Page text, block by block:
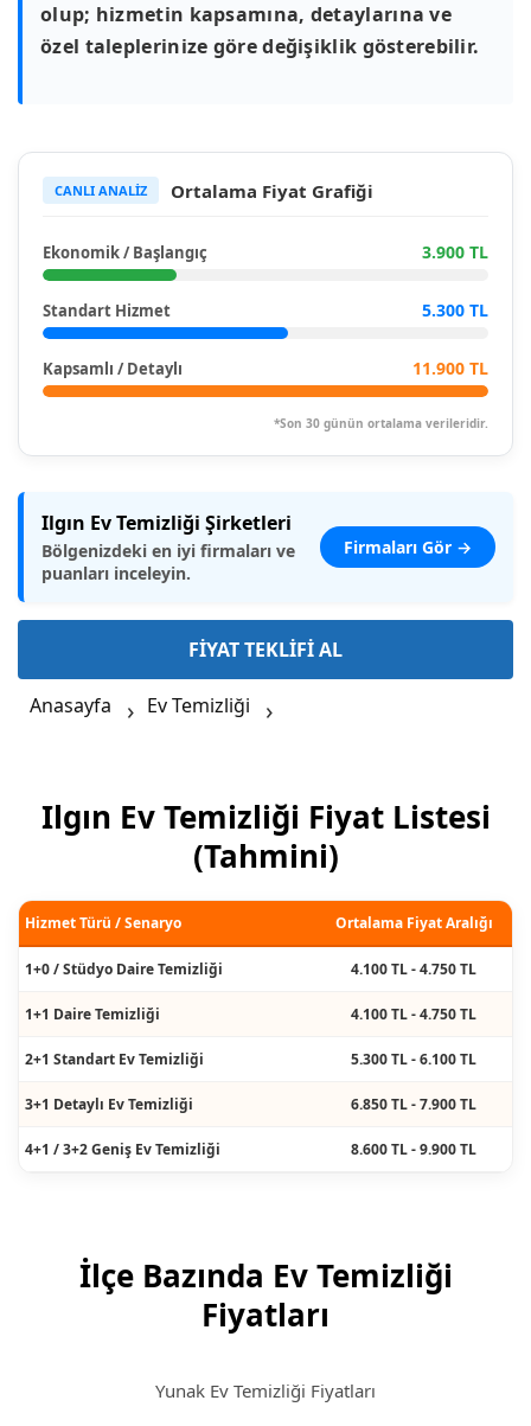
olup; hizmetin kapsamına, detaylarına ve
özel taleplerinize göre değişiklik gösterebilir.
CANLI ANALİZ Ortalama Fiyat Grafiği
Ekonomik / Başlangıç 3.900 TL
Standart Hizmet 5.300 TL
Kapsamlı / Detaylı 11.900 TL
*Son 30 günün ortalama verileridir.
Ilgın Ev Temizliği Şirketleri
Bölgenizdeki en iyi firmaları ve
puanları inceleyin.
Firmaları Gör →
FİYAT TEKLİFİ AL
Anasayfa Ev Temizliği
Ilgın Ev Temizliği Fiyat Listesi
(Tahmini)
Hizmet Türü / Senaryo Ortalama Fiyat Aralığı
1+0 / Stüdyo Daire Temizliği 4.100 TL - 4.750 TL
1+1 Daire Temizliği 4.100 TL - 4.750 TL
2+1 Standart Ev Temizliği 5.300 TL - 6.100 TL
3+1 Detaylı Ev Temizliği 6.850 TL - 7.900 TL
4+1 / 3+2 Geniş Ev Temizliği 8.600 TL - 9.900 TL
İlçe Bazında Ev Temizliği
Fiyatları
Yunak Ev Temizliği Fiyatları